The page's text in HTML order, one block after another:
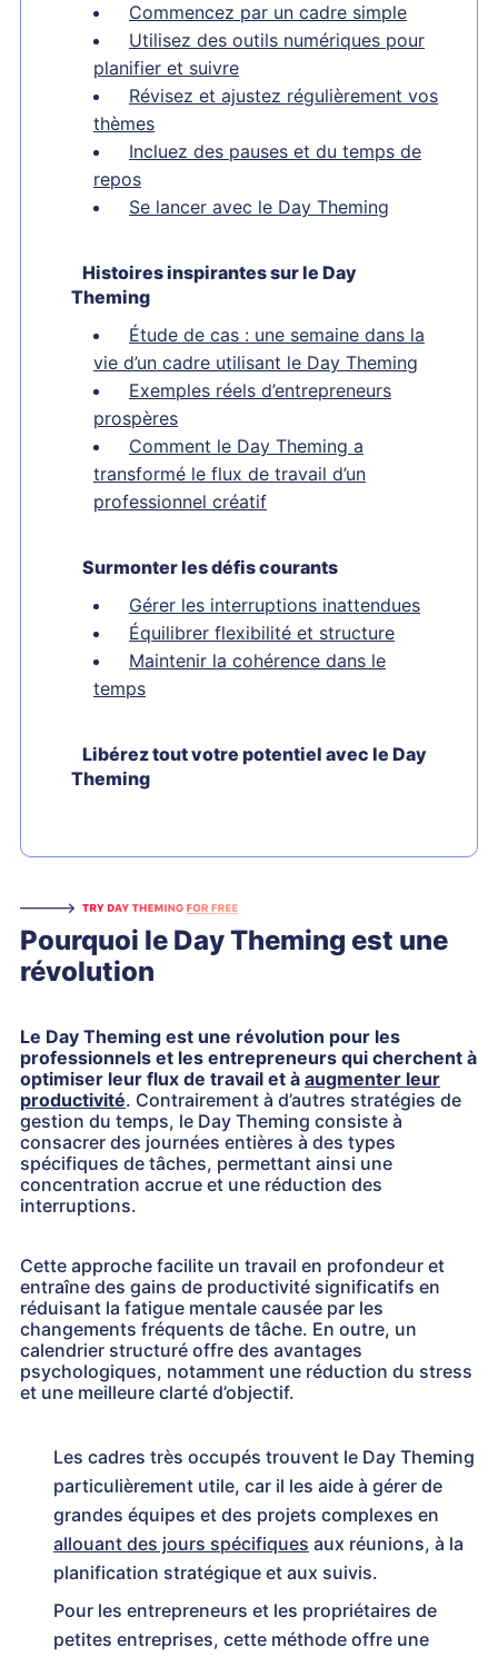
Commencez par un cadre simple
Utilisez des outils numériques pour
planifier et suivre
Révisez et ajustez régulièrement vos
thèmes
Incluez des pauses et du temps de
repos
Se lancer avec le Day Theming
Histoires inspirantes sur le Day
Theming
Étude de cas : une semaine dans la
vie d’un cadre utilisant le Day Theming
Exemples réels d’entrepreneurs
prospères
Comment le Day Theming a
transformé le flux de travail d’un
professionnel créatif
Surmonter les défis courants
Gérer les interruptions inattendues
Équilibrer flexibilité et structure
Maintenir la cohérence dans le
temps
Libérez tout votre potentiel avec le Day
Theming
Pourquoi le Day Theming est une
révolution
Le Day Theming est une révolution pour les
professionnels et les entrepreneurs qui cherchent à
optimiser leur flux de travail et à augmenter leur
productivité. Contrairement à d’autres stratégies de
gestion du temps, le Day Theming consiste à
consacrer des journées entières à des types
spécifiques de tâches, permettant ainsi une
concentration accrue et une réduction des
interruptions.
Cette approche facilite un travail en profondeur et
entraîne des gains de productivité significatifs en
réduisant la fatigue mentale causée par les
changements fréquents de tâche. En outre, un
calendrier structuré offre des avantages
psychologiques, notamment une réduction du stress
et une meilleure clarté d’objectif.
Les cadres très occupés trouvent le Day Theming
particulièrement utile, car il les aide à gérer de
grandes équipes et des projets complexes en
allouant des jours spécifiques aux réunions, à la
planification stratégique et aux suivis.
Pour les entrepreneurs et les propriétaires de
petites entreprises, cette méthode offre une